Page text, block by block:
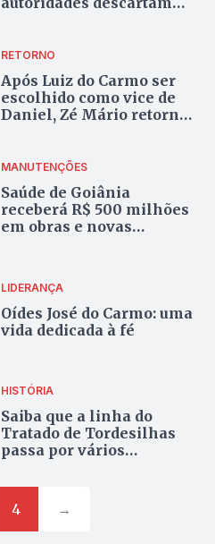
RETORNO
Após Luiz do Carmo ser
escolhido como vice de
Daniel, Zé Mário retorna
MANUTENÇÕES
Saúde de Goiânia
receberá R$ 500 milhões
em obras e novas
LIDERANÇA
Oídes José do Carmo: uma
vida dedicada à fé
HISTÓRIA
Saiba que a linha do
Tratado de Tordesilhas
passa por vários
4 →